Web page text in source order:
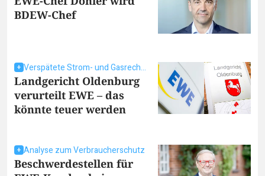
BDEW-Chef
Verspätete Strom- und Gasrechnungen
Landgericht Oldenburg
verurteilt EWE – das
könnte teuer werden
Analyse zum Verbraucherschutz
Beschwerdestellen für